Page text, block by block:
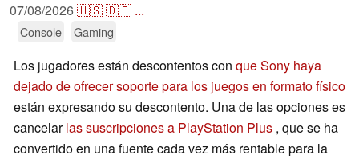
07/08/2026🇺🇸🇩🇪 ...
Console Gaming
Los jugadores están descontentos con que Sony haya
dejado de ofrecer soporte para los juegos en formato físico
están expresando su descontento. Una de las opciones es
cancelarlas suscripciones a PlayStation Plus , que se ha
convertido en una fuente cada vez más rentable para la